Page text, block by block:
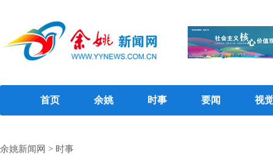
首页 余姚 时事 要闻 视
余姚新闻网 > 时事